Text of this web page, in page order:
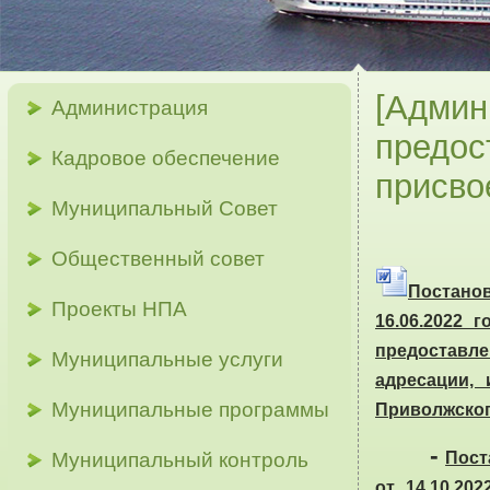
Администрация
Кадровое обеспечение
Муниципальный Совет
Общественный совет
Проекты НПА
Муниципальные услуги
Муниципальные программы
Муниципальный контроль
16.06.2022
адресации,
-